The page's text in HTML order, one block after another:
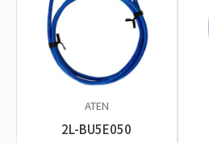
ATEN
2L-BU5E050